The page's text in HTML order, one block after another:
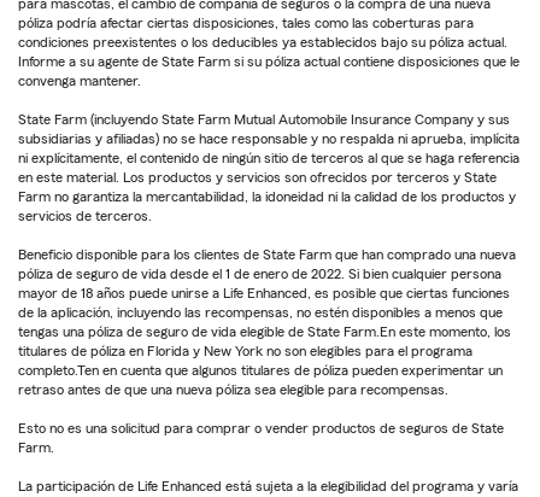
para mascotas, el cambio de compañía de seguros o la compra de una nueva
póliza podría afectar ciertas disposiciones, tales como las coberturas para
condiciones preexistentes o los deducibles ya establecidos bajo su póliza actual.
Informe a su agente de State Farm si su póliza actual contiene disposiciones que le
convenga mantener.
State Farm (incluyendo State Farm Mutual Automobile Insurance Company y sus
subsidiarias y afiliadas) no se hace responsable y no respalda ni aprueba, implícita
ni explícitamente, el contenido de ningún sitio de terceros al que se haga referencia
en este material. Los productos y servicios son ofrecidos por terceros y State
Farm no garantiza la mercantabilidad, la idoneidad ni la calidad de los productos y
servicios de terceros.
Beneficio disponible para los clientes de State Farm que han comprado una nueva
póliza de seguro de vida desde el 1 de enero de 2022. Si bien cualquier persona
mayor de 18 años puede unirse a Life Enhanced, es posible que ciertas funciones
de la aplicación, incluyendo las recompensas, no estén disponibles a menos que
tengas una póliza de seguro de vida elegible de State Farm.En este momento, los
titulares de póliza en Florida y New York no son elegibles para el programa
completo.Ten en cuenta que algunos titulares de póliza pueden experimentar un
retraso antes de que una nueva póliza sea elegible para recompensas.
Esto no es una solicitud para comprar o vender productos de seguros de State
Farm.
La participación de Life Enhanced está sujeta a la elegibilidad del programa y varía